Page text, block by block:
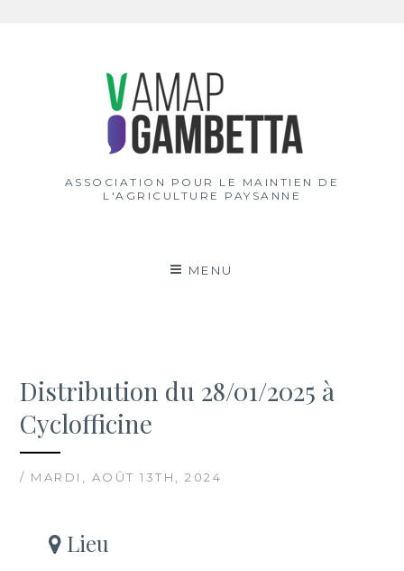
ASSOCIATION POUR LE MAINTIEN DE
L'AGRICULTURE PAYSANNE
MENU
Distribution du 28/01/2025 à
Cyclofficine
/ MARDI, AOÛT 13TH, 2024
Lieu